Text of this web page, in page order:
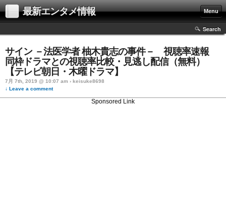
最新エンタメ情報 Menu
Search
サイン －法医学者 柚木貴志の事件－ 視聴率速報
同枠ドラマとの視聴率比較・見逃し配信（無料）
【テレビ朝日・木曜ドラマ】
7月 7th, 2019 @ 10:07 am › keisuke8698
↓ Leave a comment
Sponsored Link